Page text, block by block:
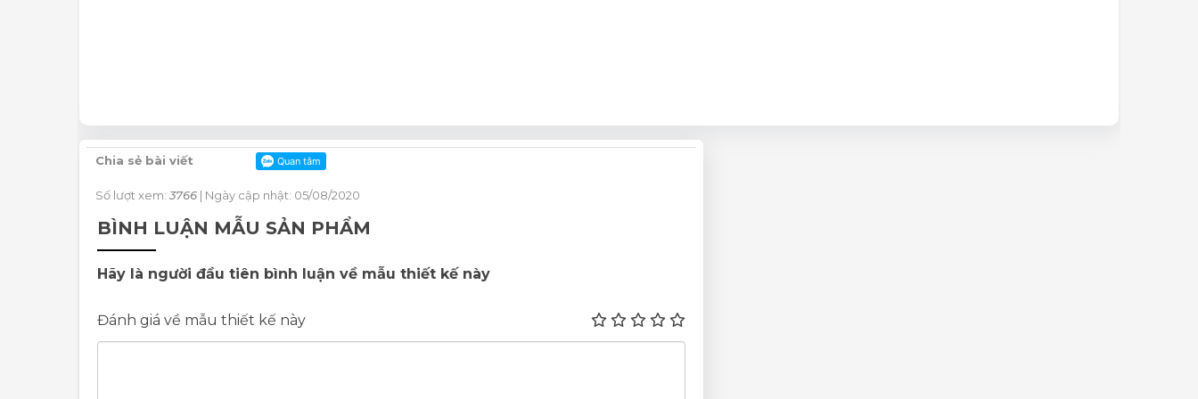
Chia sẻ bài viết
Số lượt xem: 3766 | Ngày cập nhật: 05/08/2020
BÌNH LUẬN MẪU SẢN PHẨM
Hãy là người đầu tiên bình luận về mẫu thiết kế này
Đánh giá về mẫu thiết kế này